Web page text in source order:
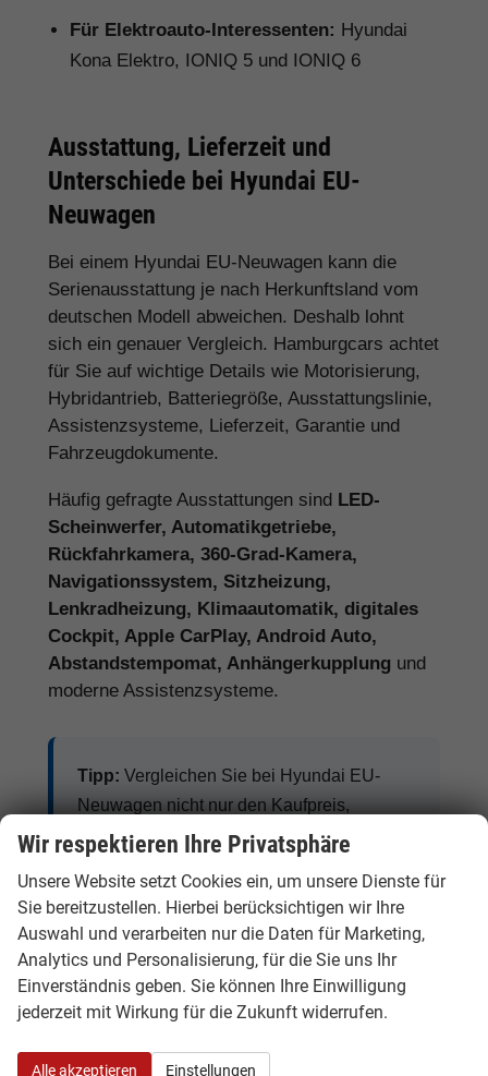
Für Elektroauto-Interessenten: Hyundai
Kona Elektro, IONIQ 5 und IONIQ 6
Ausstattung, Lieferzeit und
Unterschiede bei Hyundai EU-
Neuwagen
Bei einem Hyundai EU-Neuwagen kann die
Serienausstattung je nach Herkunftsland vom
deutschen Modell abweichen. Deshalb lohnt
sich ein genauer Vergleich. Hamburgcars achtet
für Sie auf wichtige Details wie Motorisierung,
Hybridantrieb, Batteriegröße, Ausstattungslinie,
Assistenzsysteme, Lieferzeit, Garantie und
Fahrzeugdokumente.
Häufig gefragte Ausstattungen sind LED-
Scheinwerfer, Automatikgetriebe,
Rückfahrkamera, 360-Grad-Kamera,
Navigationssystem, Sitzheizung,
Lenkradheizung, Klimaautomatik, digitales
Cockpit, Apple CarPlay, Android Auto,
Abstandstempomat, Anhängerkupplung und
moderne Assistenzsysteme.
Tipp: Vergleichen Sie bei Hyundai EU-
Neuwagen nicht nur den Kaufpreis,
sondern auch Ausstattung, Lieferzeit,
Zusatzkosten. So erkennen Sie den
tatsächlichen Preisvorteil.
Hybrid und Elektro
Wir respektieren Ihre Privatsphäre
Unsere Website setzt Cookies ein, um unsere Dienste für
Sie bereitzustellen. Hierbei berücksichtigen wir Ihre
Auswahl und verarbeiten nur die Daten für Marketing,
Analytics und Personalisierung, für die Sie uns Ihr
Einverständnis geben. Sie können Ihre Einwilligung
jederzeit mit Wirkung für die Zukunft widerrufen.
Alle akzeptieren Einstellungen